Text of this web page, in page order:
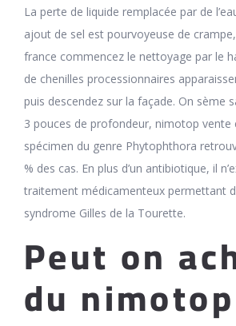
La perte de liquide remplacée par de
ajout de sel est pourvoyeuse de
france commencez le nettoyage par le
de chenilles processionnaires
puis descendez sur la façade. On sème
3 pouces de profondeur, nimotop vente
spécimen du genre Phytophthora
% des cas. En plus d’un antibiotique, il
traitement médicamenteux permettant
syndrome Gilles de la Tourette.
Peut on
du